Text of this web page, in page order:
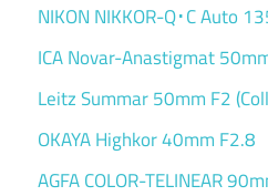
NIKON NIKKOR-Q･C Auto
ICA Novar-Anastigmat
Leitz Summar 50mm F2
OKAYA Highkor 40mm F2.8
AGFA COLOR-TELINEAR